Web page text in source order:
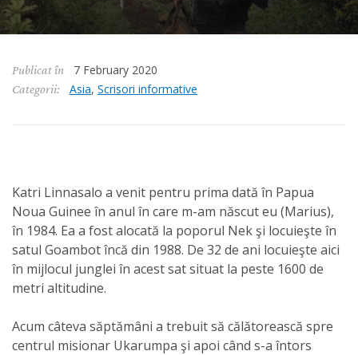
Publicat în 7 February 2020
Categorii: Asia, Scrisori informative
Katri Linnasalo a venit pentru prima dată în Papua
Noua Guinee în anul în care m-am născut eu (Marius),
în 1984. Ea a fost alocată la poporul Nek şi locuieşte în
satul Goambot încă din 1988. De 32 de ani locuieşte aici
în mijlocul junglei în acest sat situat la peste 1600 de
metri altitudine.
Acum câteva săptămâni a trebuit să călătorească spre
centrul misionar Ukarumpa şi apoi când s-a întors